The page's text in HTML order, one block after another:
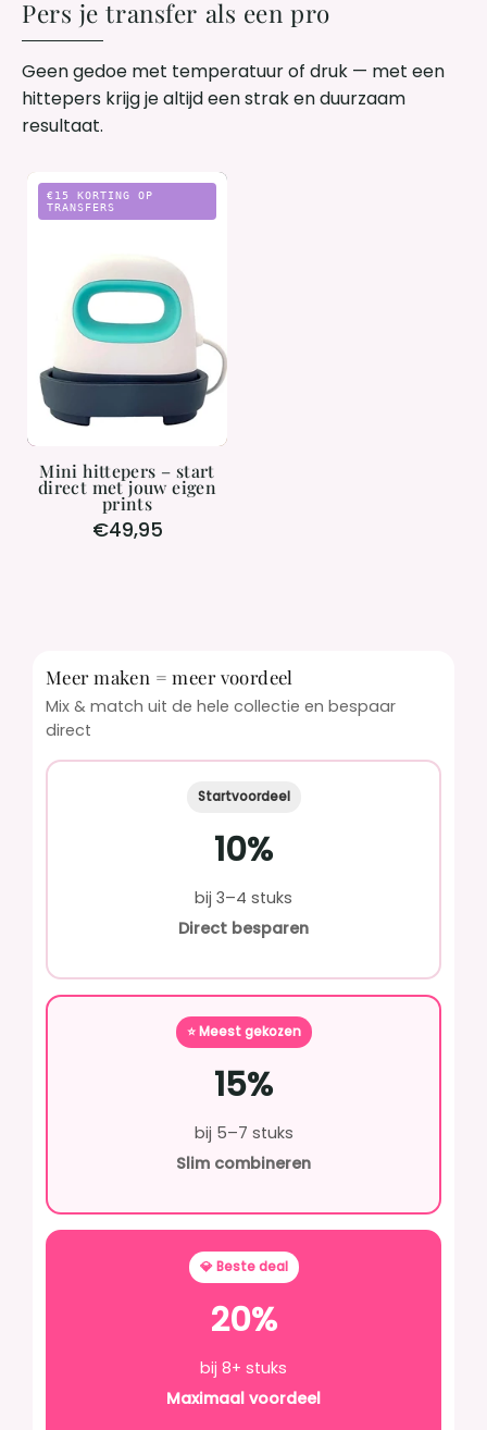
Pers je transfer als een pro
Geen gedoe met temperatuur of druk — met een
hittepers krijg je altijd een strak en duurzaam
resultaat.
Mini
start
direct
met
jouw
eigen
€15 KORTING OP
TRANSFERS
Mini hittepers – start
direct met jouw eigen
prints
€49,95
Meer maken = meer voordeel
Mix & match uit de hele collectie en bespaar
direct
Startvoordeel
10%
bij 3–4 stuks
Direct besparen
⭐ Meest gekozen
15%
bij 5–7 stuks
Slim combineren
💎 Beste deal
20%
bij 8+ stuks
Maximaal voordeel